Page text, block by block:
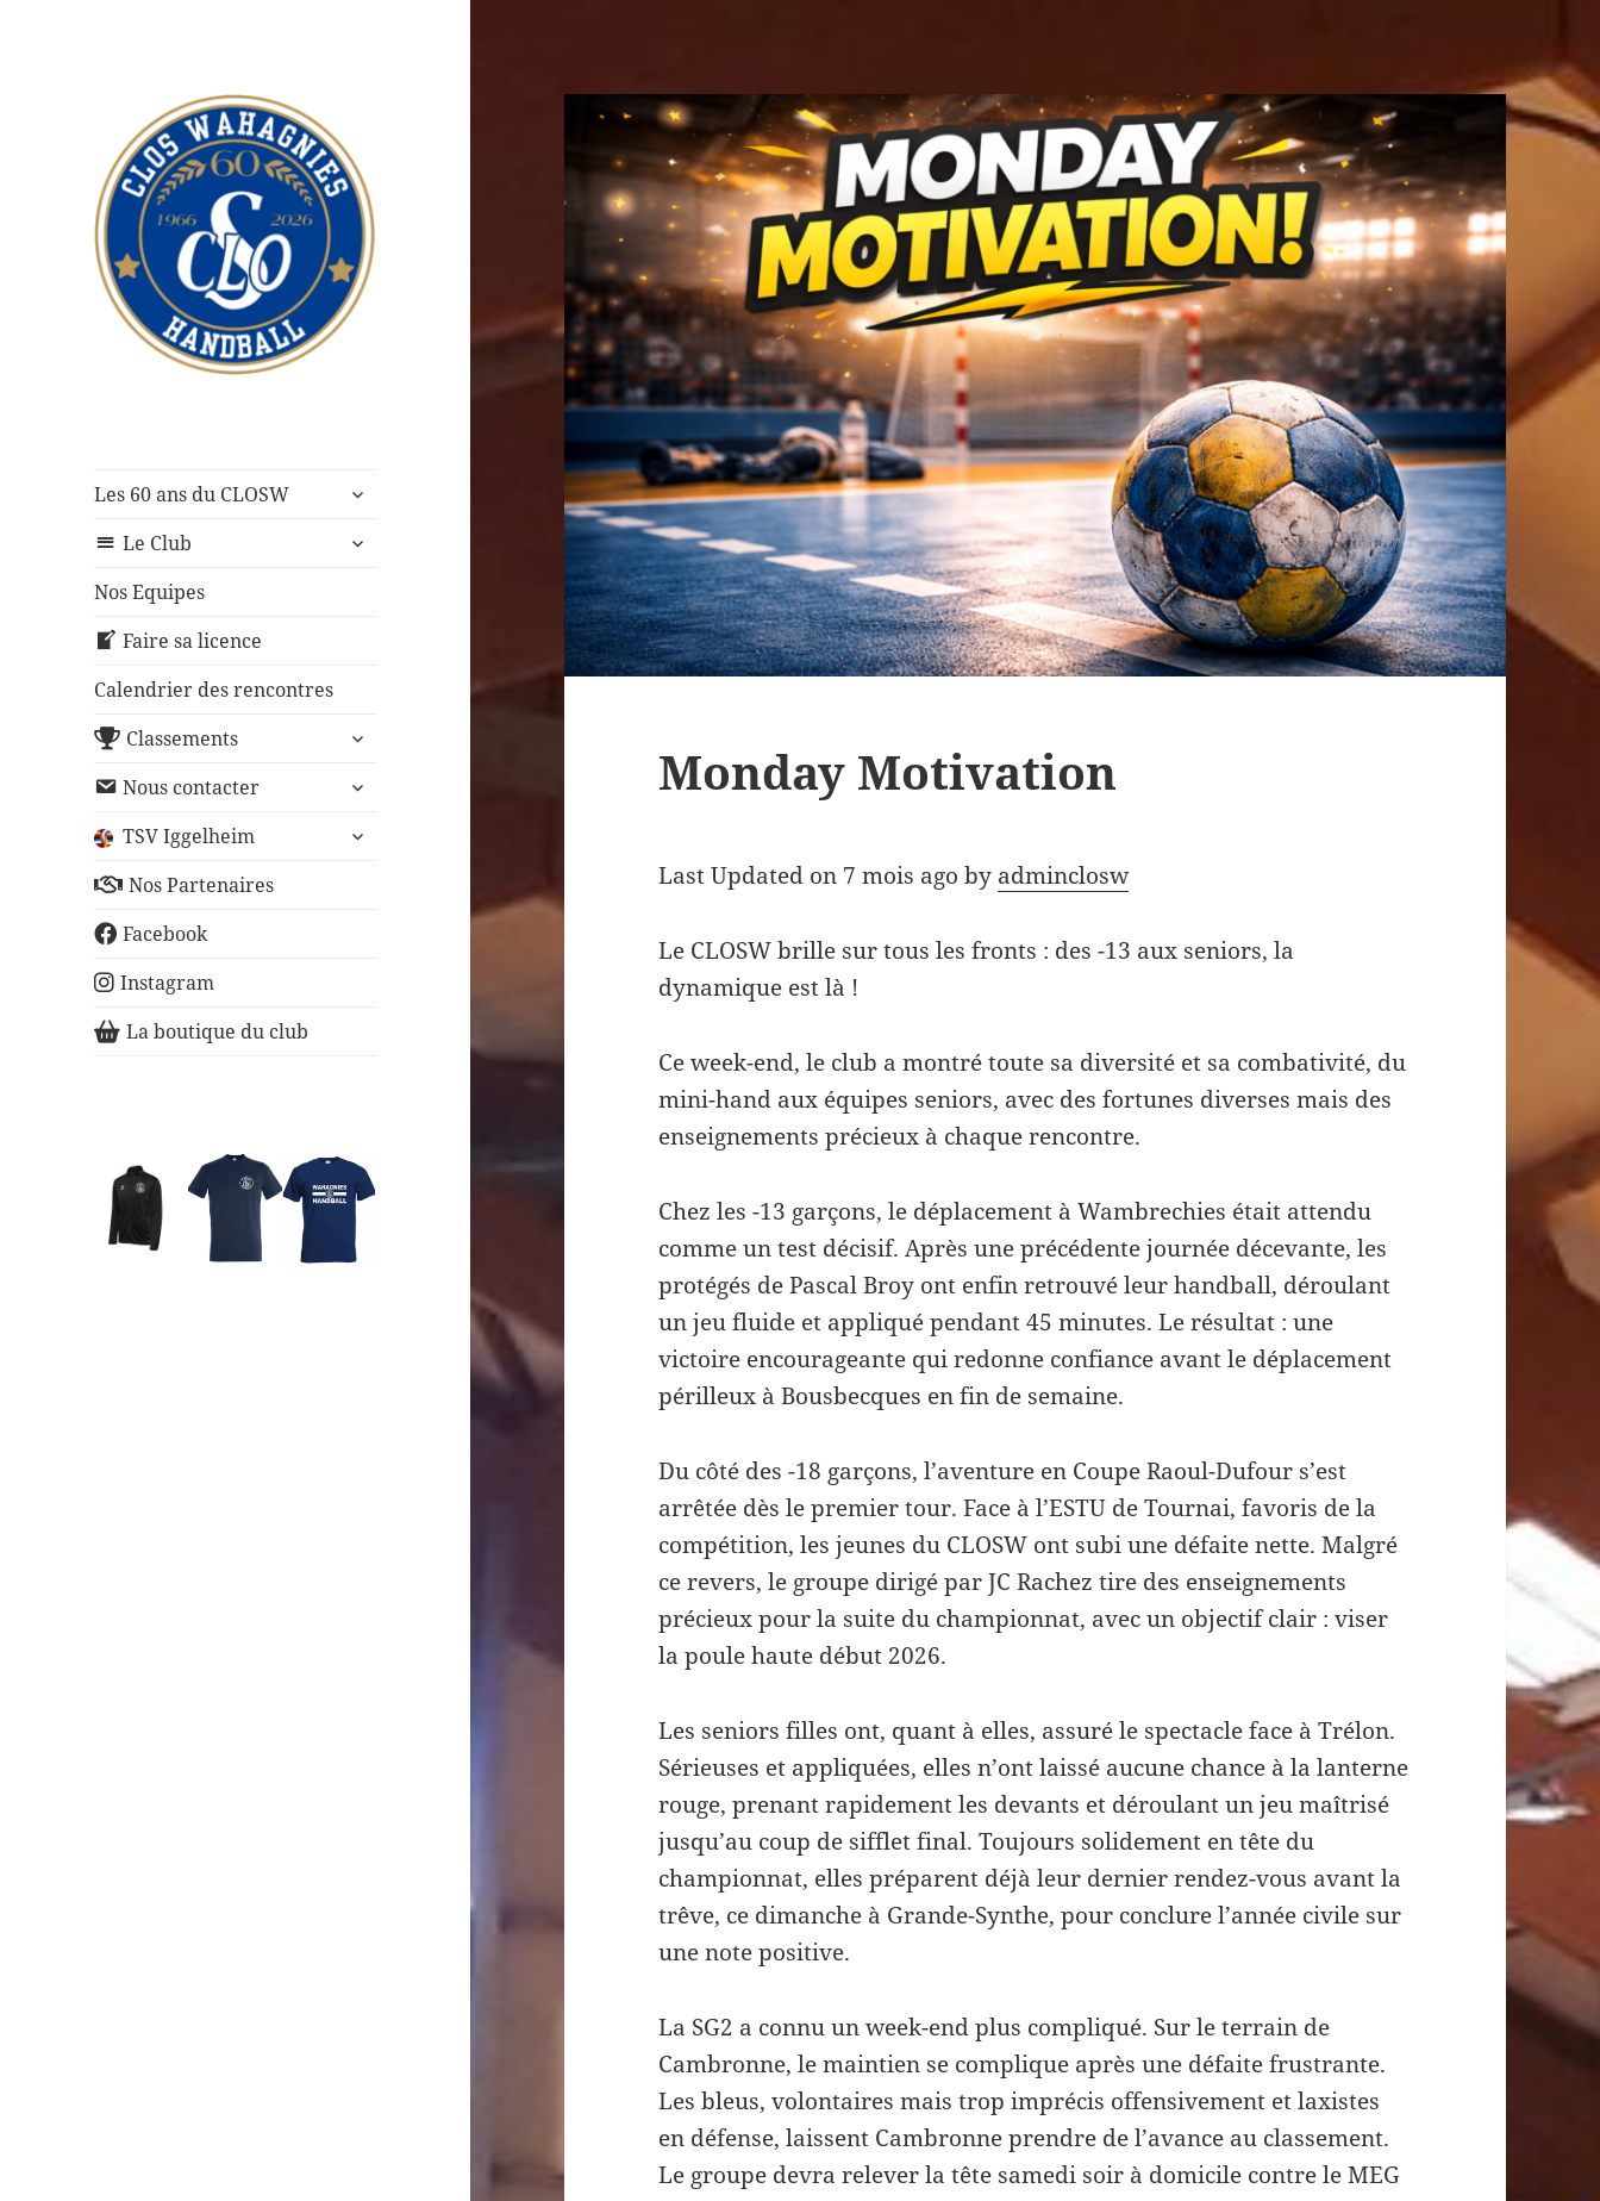
Les 60 ans du CLOSW
ouvrir
sous-
Le Club
ouvrir
Nos Equipes
Faire sa licence
Calendrier des rencontres
Classements
ouvrir
sous-
Nous contacter
ouvrir
sous-
TSV Iggelheim
ouvrir
Nos Partenaires
Facebook
Instagram
La boutique du club
Monday Motivation
Last Updated on 7 mois ago by adminclosw
Le CLOSW brille sur tous les fronts : des -13 aux seniors, la
dynamique est là !
Ce week-end, le club a montré toute sa diversité et sa combativité, du
mini-hand aux équipes seniors, avec des fortunes diverses mais des
enseignements précieux à chaque rencontre.
Chez les -13 garçons, le déplacement à Wambrechies était attendu
comme un test décisif. Après une précédente journée décevante, les
protégés de Pascal Broy ont enfin retrouvé leur handball, déroulant
un jeu fluide et appliqué pendant 45 minutes. Le résultat : une
victoire encourageante qui redonne confiance avant le déplacement
périlleux à Bousbecques en fin de semaine.
Du côté des -18 garçons, l’aventure en Coupe Raoul-Dufour s’est
arrêtée dès le premier tour. Face à l’ESTU de Tournai, favoris de la
compétition, les jeunes du CLOSW ont subi une défaite nette. Malgré
ce revers, le groupe dirigé par JC Rachez tire des enseignements
précieux pour la suite du championnat, avec un objectif clair : viser
la poule haute début 2026.
Les seniors filles ont, quant à elles, assuré le spectacle face à Trélon.
Sérieuses et appliquées, elles n’ont laissé aucune chance à la lanterne
rouge, prenant rapidement les devants et déroulant un jeu maîtrisé
jusqu’au coup de sifflet final. Toujours solidement en tête du
championnat, elles préparent déjà leur dernier rendez-vous avant la
trêve, ce dimanche à Grande-Synthe, pour conclure l’année civile sur
une note positive.
La SG2 a connu un week-end plus compliqué. Sur le terrain de
Cambronne, le maintien se complique après une défaite frustrante.
Les bleus, volontaires mais trop imprécis offensivement et laxistes
en défense, laissent Cambronne prendre de l’avance au classement.
Le groupe devra relever la tête samedi soir à domicile contre le MEG